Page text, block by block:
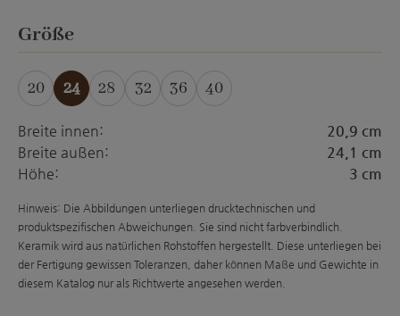
Größeauswählen
20 24 28 32 36 40
Breite innen:
20,9 cm
Breite außen:
24,1 cm
Höhe:
3 cm
Hinweis: Die Abbildungen unterliegen drucktechnischen und
produktspezifischen Abweichungen. Sie sind nicht farbverbindlich.
Keramik wird aus natürlichen Rohstoffen hergestellt. Diese unterliegen bei
der Fertigung gewissen Toleranzen, daher können Maße und Gewichte in
diesem Katalog nur als Richtwerte angesehen werden.